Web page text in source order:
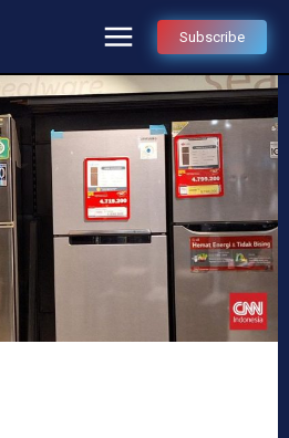
Subscribe